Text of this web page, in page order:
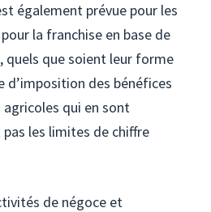
également prévue pour les
la franchise en base de
quels que soient leur forme
d’imposition des bénéfices
qui en sont
les limites de chiffre
de négoce et